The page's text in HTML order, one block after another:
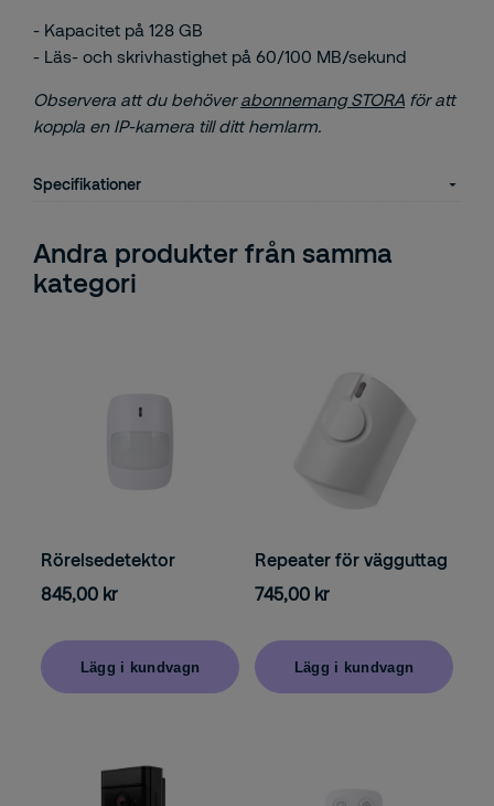
- Kapacitet på 128 GB
- Läs- och skrivhastighet på 60/100 MB/sekund
Observera att du behöverabonnemang STORA för att
koppla en IP-kamera till ditt hemlarm.
Specifikationer
Andra produkter från samma
kategori
Rörelsedetektor
845,00 kr
Lägg i kundvagn
Repeater för vägguttag
745,00 kr
Lägg i kundvagn